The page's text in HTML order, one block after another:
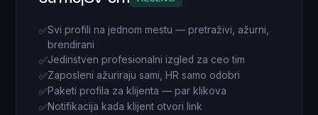
✅Svi profili na jednom mestu — pretraživi, ažurni,
brendirani
✅Jedinstven profesionalni izgled za ceo tim
✅Zaposleni ažuriraju sami, HR samo odobri
✅Paketi profila za klijenta — par klikova
✅Notifikacija kada klijent otvori link